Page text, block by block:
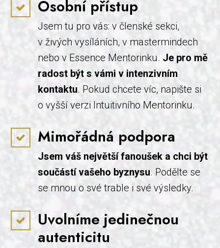
Osobní přístup
Jsem tu pro vás: v členské sekci,
v živých vysíláních, v mastermindech
nebo v Essence Mentorinku. Je pro mě
radost být s vámi v intenzivním
kontaktu. Pokud chcete víc, napište si
o vyšší verzi Intuitivního Mentorinku.
Mimořádná podpora
Jsem váš největší fanoušek a chci být
součástí vašeho byznysu. Podělte se
se mnou o své trable i své výsledky.
Uvolníme jedinečnou
autenticitu